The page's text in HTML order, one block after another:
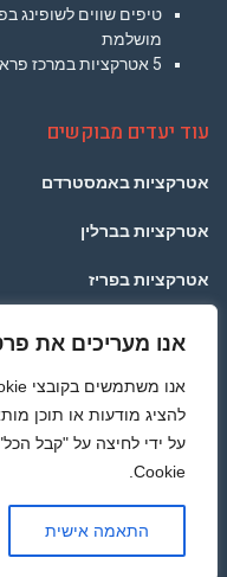
אנו מעריכים את
להציג מודעות או תוכן
על ידי לחיצה על "קבל
Cookie.
התאמה אישית
טיפים שווים לשופינג
מושלמת
5 אטרקציות במרכז פראג שמתאימות לזוגות ולמשפחות עם ילדים
עוד יעדים מבוקשים
אטרקציות באמסטרדם
אטרקציות בברלין
אטרקציות בפריז
אטרקציות ברומא